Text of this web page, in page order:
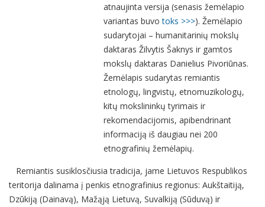
atnaujinta versija (senasis žemėlapio
variantas buvotoks >>>). Žemėlapio
sudarytojai – humanitarinių mokslų
daktaras Žilvytis Šaknys ir gamtos
mokslų daktaras Danielius Pivoriūnas.
Žemėlapis sudarytas remiantis
etnologų, lingvistų, etnomuzikologų,
kitų mokslininkų tyrimais ir
rekomendacijomis, apibendrinant
informaciją iš daugiau nei 200
etnografinių žemėlapių.
Remiantis susiklosčiusia tradicija, jame Lietuvos Respublikos
teritorija dalinama į penkis etnografinius regionus: Aukštaitiją,
Dzūkiją (Dainavą), Mažąją Lietuvą, Suvalkiją (Sūduvą) ir